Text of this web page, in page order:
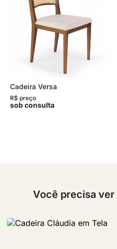
Cadeira Versa
R$ preço
sob consulta
Você precisa